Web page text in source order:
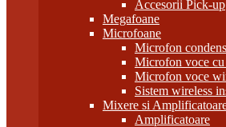
Accesorii Pick-up
Megafoane
Microfoane
Microfon
Microfon voce
Microfon voce
Sistem wireless
Mixere si
Amplificatoare